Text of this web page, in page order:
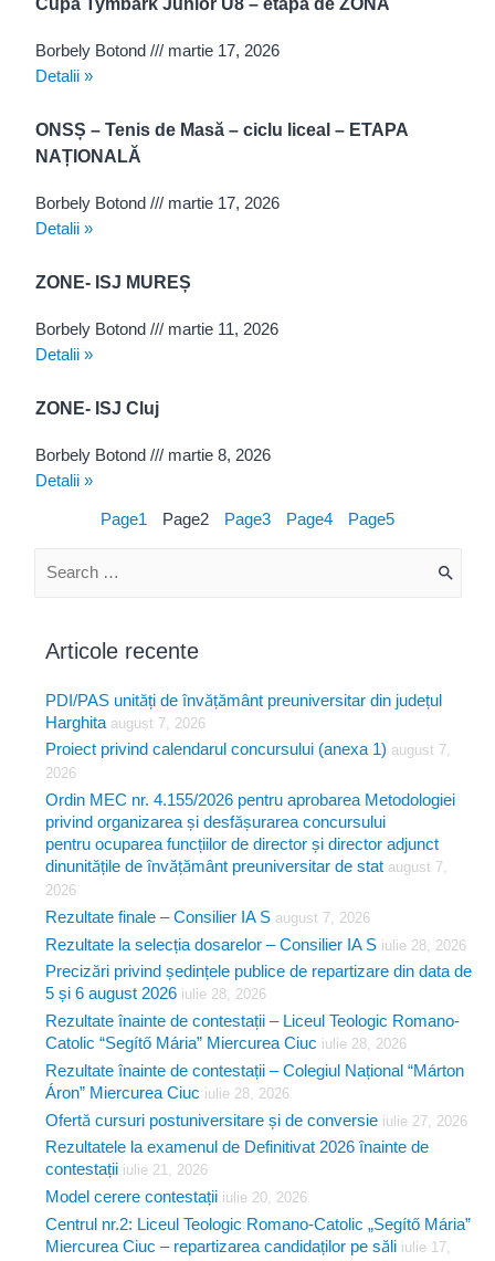
Borbely Botond
martie 17, 2026
Detalii »
ONSȘ – Tenis de Masă – ciclu liceal – ETAPA
NAȚIONALĂ
Borbely Botond
martie 17, 2026
Detalii »
ZONE- ISJ MUREȘ
Borbely Botond
martie 11, 2026
Detalii »
ZONE- ISJ Cluj
Borbely Botond
martie 8, 2026
Detalii »
Page1 Page2 Page3 Page4 Page5
S
c
h
f
o
r
:
Articole recente
PDI/PAS unități de învățământ preuniversitar din județul
Harghita august 7, 2026
Proiect privind calendarul concursului (anexa 1) august 7,
2026
Ordin MEC nr. 4.155/2026 pentru aprobarea Metodologiei
privind organizarea și desfășurarea concursului
pentru ocuparea funcțiilor de director și director adjunct
dinunitățile de învățământ preuniversitar de stat august 7,
2026
Rezultate finale – Consilier IA S august 7, 2026
Rezultate la selecția dosarelor – Consilier IA S iulie 28, 2026
Precizări privind ședințele publice de repartizare din data de
5 și 6 august 2026 iulie 28, 2026
Rezultate înainte de contestații – Liceul Teologic Romano-
Catolic “Segítő Mária” Miercurea Ciuc iulie 28, 2026
Rezultate înainte de contestații – Colegiul Național “Márton
Áron” Miercurea Ciuc iulie 28, 2026
Ofertă cursuri postuniversitare și de conversie iulie 27, 2026
Rezultatele la examenul de Definitivat 2026 înainte de
contestații iulie 21, 2026
Model cerere contestații iulie 20, 2026
Centrul nr.2: Liceul Teologic Romano-Catolic „Segítő Mária”
Miercurea Ciuc – repartizarea candidaților pe săli iulie 17,